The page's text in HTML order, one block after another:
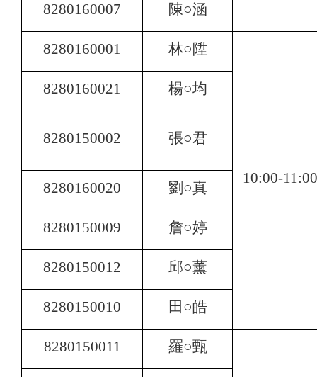
8280160007 陳○涵
8280160001 林○陞
10:00-11:00
8280160021 楊○均
8280150002 張○君
8280160020 劉○真
8280150009 詹○婷
8280150012 邱○薰
8280150010 田○皓
8280150011 羅○甄